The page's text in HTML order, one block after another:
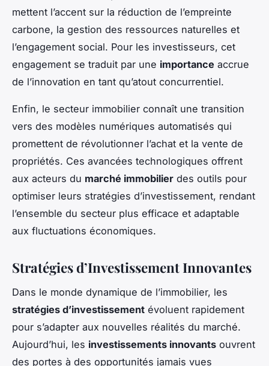
mettent l’accent sur la réduction de l’empreinte
carbone, la gestion des ressources naturelles et
l’engagement social. Pour les investisseurs, cet
engagement se traduit par une importance accrue
de l’innovation en tant qu’atout concurrentiel.
Enfin, le secteur immobilier connaît une transition
vers des modèles numériques automatisés qui
promettent de révolutionner l’achat et la vente de
propriétés. Ces avancées technologiques offrent
aux acteurs du marché immobilier des outils pour
optimiser leurs stratégies d’investissement, rendant
l’ensemble du secteur plus efficace et adaptable
aux fluctuations économiques.
Stratégies d’Investissement Innovantes
Dans le monde dynamique de l’immobilier, les
stratégies d’investissement évoluent rapidement
pour s’adapter aux nouvelles réalités du marché.
Aujourd’hui, les investissements innovants ouvrent
des portes à des opportunités jamais vues